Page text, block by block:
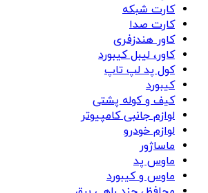
کارت شبکه
کارت صدا
کاور هندزفری
کاور، لیبل کیبورد
کول پد لپ تاپ
کیبورد
کیف و کوله پشتی
لوازم جانبی کامپیوتر
لوازم خودرو
ماساژور
ماوس پد
ماوس و کیبورد